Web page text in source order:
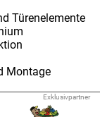
Türenelemente
Montage
Exklusivpartner